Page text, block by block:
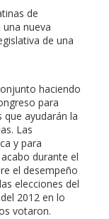
de
nueva
de una
haciendo
para
ayudarán la
Las
y para
durante el
el desempeño
elecciones del
2012 en lo
votaron.